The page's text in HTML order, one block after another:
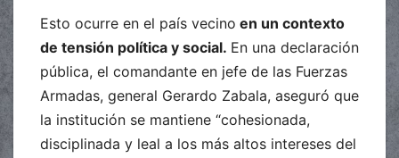
Esto ocurre en el país vecino en un contexto
de tensión política y social. En una declaración
pública, el comandante en jefe de las Fuerzas
Armadas, general Gerardo Zabala, aseguró que
la institución se mantiene “cohesionada,
disciplinada y leal a los más altos intereses del